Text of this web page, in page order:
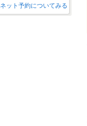
ネット予約についてみる